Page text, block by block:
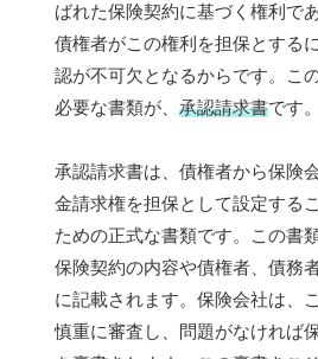
ばれた保険契約に基づく権利で
債権者がこの権利を担保とする
認が不可欠となるからです。こ
必要な書類が、 承認請求書です。
承認請求書は、債権者から保険
金請求権を担保として設定する
ための正式な書類です。この書
保険契約の内容や債権者、債務
に記載されます。保険会社は、
慎重に審査し、問題がなければ